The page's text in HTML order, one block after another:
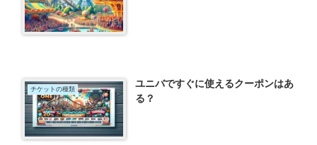
チケットの種類
ユニバですぐに使えるクーポンはあ
る？